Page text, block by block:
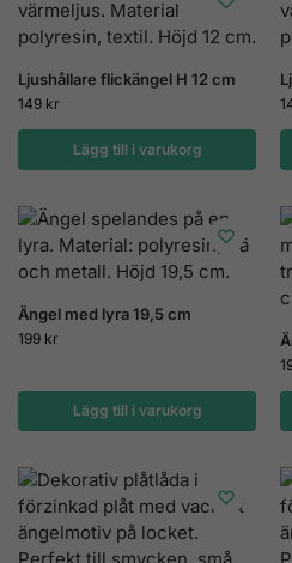
Ljushållare flickängel H 12 cm
149 kr
Lägg till i varukorg
Ängel med lyra 19,5 cm
199 kr
Lägg till i varukorg